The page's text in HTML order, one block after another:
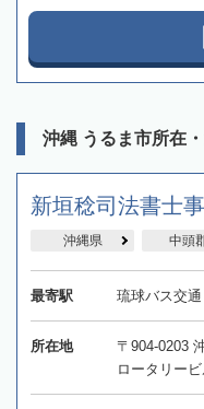
沖縄 うるま市所在
新垣稔司法書士
沖縄県 中頭
最寄駅 琉球バス交
所在地
〒904-0203
ロータリー